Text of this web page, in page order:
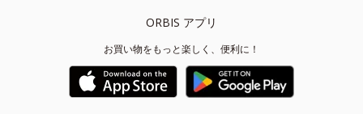
ORBIS アプリ
お買い物をもっと楽しく、便利に！